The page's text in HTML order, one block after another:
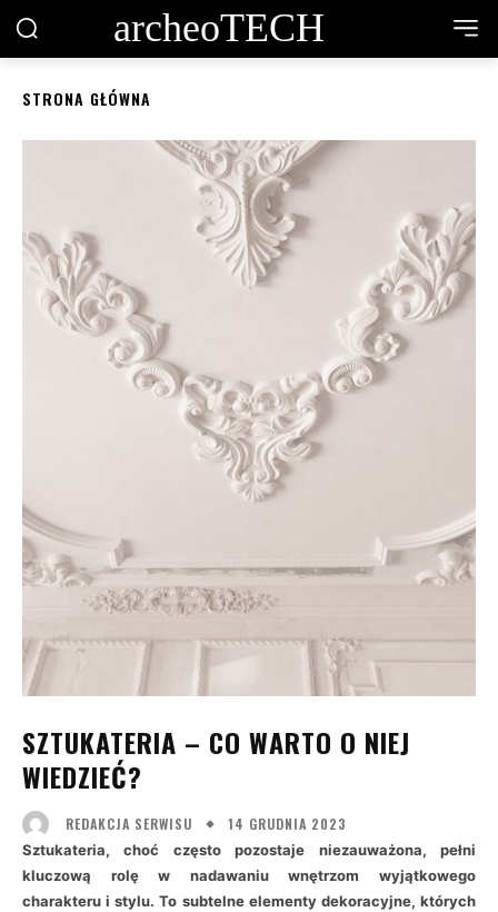
archeoTECH
STRONA GŁÓWNA
SZTUKATERIA – CO WARTO O NIEJ
WIEDZIEĆ?
REDAKCJA SERWISU 14 GRUDNIA 2023
Sztukateria, choć często pozostaje niezauważona, pełni
kluczową rolę w nadawaniu wnętrzom wyjątkowego
charakteru i stylu. To subtelne elementy dekoracyjne, których